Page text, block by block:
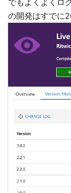
でもよくよくロ
の開発はすでに